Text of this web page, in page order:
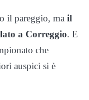
il pareggio, ma il
a Correggio. E
che
auspici si è